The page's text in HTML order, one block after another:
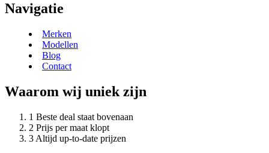
Navigatie
Merken
Modellen
Blog
Contact
Waarom wij uniek zijn
Beste deal staat bovenaan
Prijs per maat klopt
Altijd up-to-date prijzen